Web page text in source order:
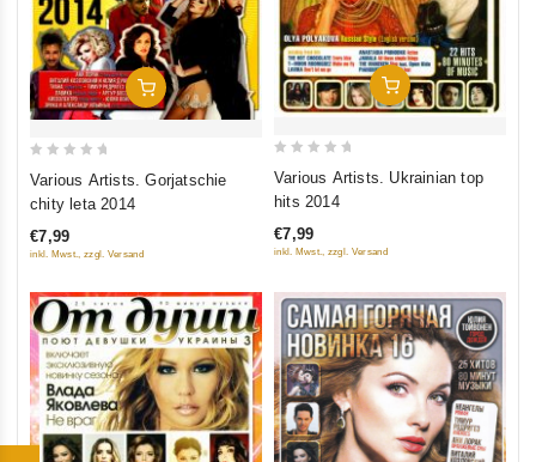
In Den Warenkorb
5
Various Artists. Gorjatschie
chity leta 2014
€7,99
inkl. Mwst., zzgl. Versand
In Den Warenkorb
5
Various Artists. Ukrainian top
hits 2014
€7,99
inkl. Mwst., zzgl. Versand